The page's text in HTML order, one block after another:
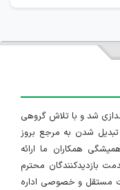
استخدام در تاریخ ۱۳۹۱/۱/۱۰ راه اندازی شد و با تلاش گروهی
شدن به مرجع بروز
همکاران ما ارائه
بازدیدکنندگان محترم
مستقل و خصوصی اداره